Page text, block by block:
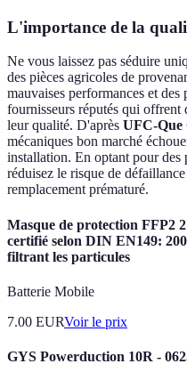
L'importance de la
Ne vous laissez pas séduire
des pièces agricoles de
mauvaises performances et des
fournisseurs réputés qui offrent
leur qualité. D'après UFC-Que
mécaniques bon marché
installation. En optant pour des
réduisez le risque de
remplacement prématuré.
Masque de protection FFP2 2
certifié selon DIN EN149:
filtrant les particules
Batterie Mobile
7.00 EURVoir le prix
GYS Powerduction 10R -